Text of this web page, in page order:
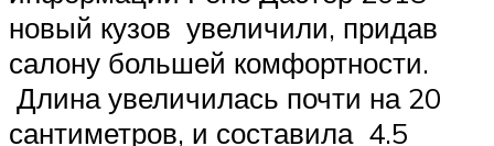
новый кузов увеличили, придав
салону большей комфортности.
Длина увеличилась почти на 20
сантиметров, и составила 4.5